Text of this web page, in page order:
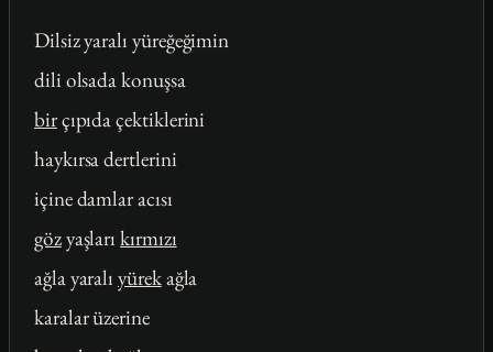
Dilsiz yaralı yüreğeğimin
dili olsada konuşsa
birçıpıda çektiklerini
haykırsa dertlerini
içine damlar acısı
gözyaşlarıkırmızı
ağla yaralıyürekağla
karalar üzerine